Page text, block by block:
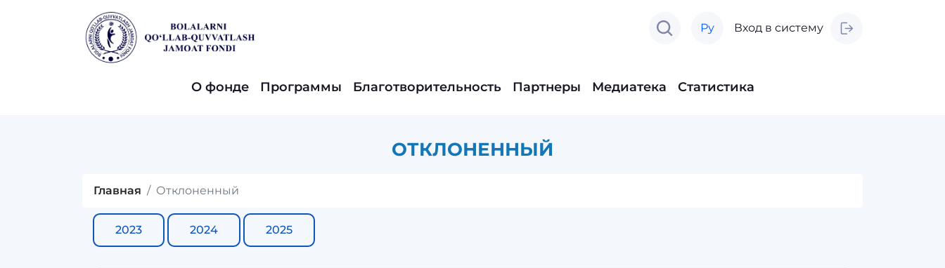
О фонде Программы Благотворительность Партнеры Медиатека Статистика
Ру Вход в систему
ОТКЛОНЕННЫЙ
Главная Отклоненный
2023 2024 2025